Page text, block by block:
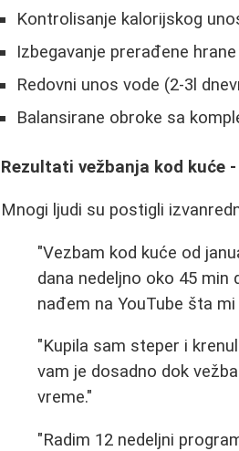
Kontrolisanje kalorijskog
Izbegavanje prerađene
Redovni unos vode (2-3l
Balansirane obroke sa
Rezultati vežbanja kod kuće
Mnogi ljudi su postigli
"Vezbam kod kuće od
dana nedeljno oko 45 min
nađem na YouTube šta mi
"Kupila sam steper i
vam je dosadno dok
vreme."
"Radim 12 nedeljni